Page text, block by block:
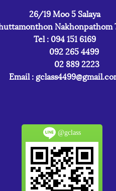
26/19 Moo 5 Salaya
Nakhonpathom
Tel : 094 151 6169
092 265 4499
02 889 2223
Email :
@gclass